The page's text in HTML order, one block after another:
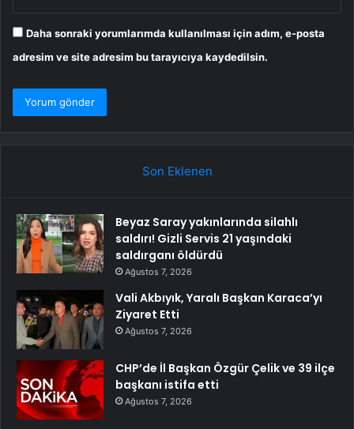
Daha sonraki yorumlarımda kullanılması için adım, e-posta
adresim ve site adresim bu tarayıcıya kaydedilsin.
Son Eklenen
Beyaz Saray yakınlarında silahlı
saldırı! Gizli Servis 21 yaşındaki
saldırganı öldürdü
Ağustos 7, 2026
Vali Akbıyık, Yaralı Başkan Karaca’yı
Ziyaret Etti
Ağustos 7, 2026
CHP’de İl Başkan Özgür Çelik ve 39 ilçe
başkanı istifa etti
Ağustos 7, 2026